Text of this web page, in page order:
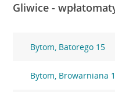
Gliwice -
Bytom, Batorego 15
Bytom, Browarniana 1